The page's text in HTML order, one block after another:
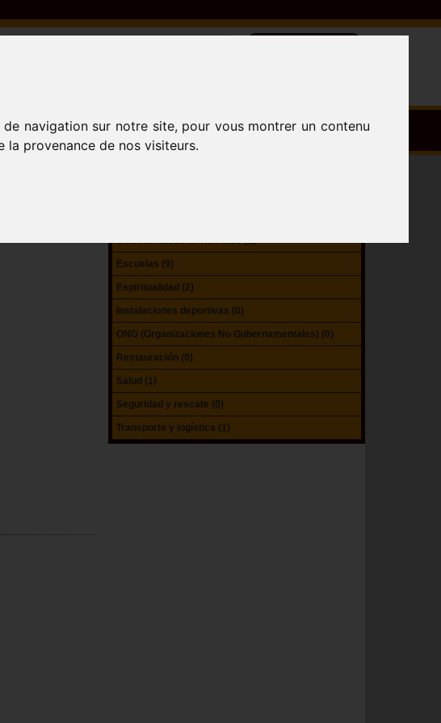
navigation sur notre site, pour vous montrer un contenu
provenance de nos visiteurs.
Colectividades territoriales (1)
Escuelas (9)
Espiritualidad (2)
Instalaciones deportivas (0)
ONG (Organizaciones No Gubernamentales) (0)
Restauración (0)
Salud (1)
Seguridad y rescate (0)
Transporte y logística (1)